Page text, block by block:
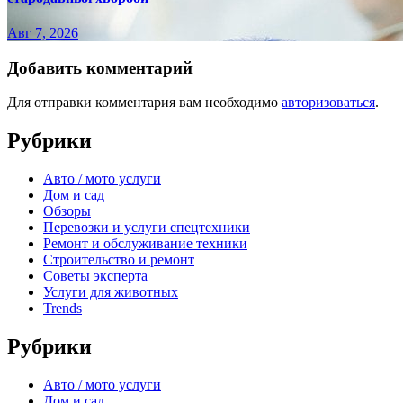
Авг 7, 2026
Добавить комментарий
Для отправки комментария вам необходимо авторизоваться.
Рубрики
Авто / мото услуги
Дом и сад
Обзоры
Перевозки и услуги спецтехники
Ремонт и обслуживание техники
Строительство и ремонт
Советы эксперта
Услуги для животных
Trends
Рубрики
Авто / мото услуги